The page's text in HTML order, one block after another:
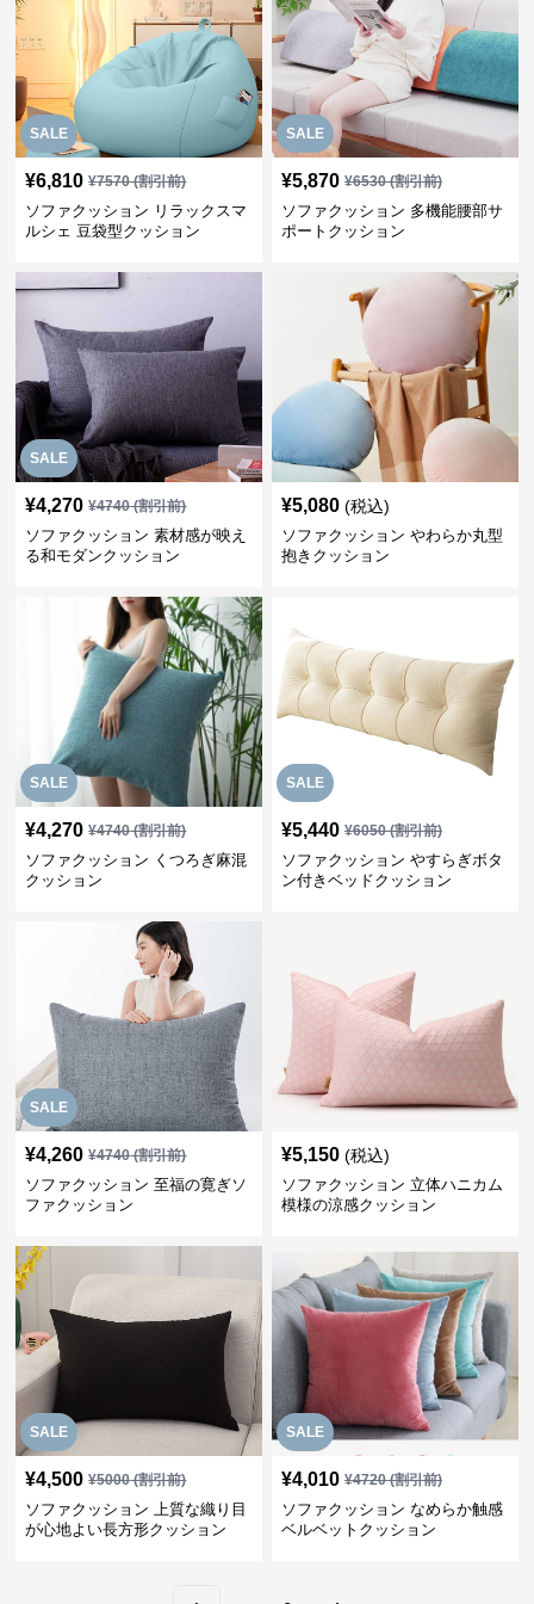
SALE
¥6,810 ¥7570(割引前)
ソファクッション リラックスマ
ルシェ 豆袋型クッション
SALE
¥5,870 ¥6530(割引前)
ソファクッション 多機能腰部サ
ポートクッション
SALE
¥4,270 ¥4740(割引前)
ソファクッション 素材感が映え
る和モダンクッション
¥5,080 (税込)
ソファクッション やわらか丸型
抱きクッション
SALE
¥4,270 ¥4740(割引前)
ソファクッション くつろぎ麻混
クッション
SALE
¥5,440 ¥6050(割引前)
ソファクッション やすらぎボタ
ン付きベッドクッション
SALE
¥4,260 ¥4740(割引前)
ソファクッション 至福の寛ぎソ
ファクッション
¥5,150 (税込)
ソファクッション 立体ハニカム
模様の涼感クッション
SALE
¥4,500 ¥5000(割引前)
ソファクッション 上質な織り目
が心地よい長方形クッション
SALE
¥4,010 ¥4720(割引前)
ソファクッション なめらか触感
ベルベットクッション